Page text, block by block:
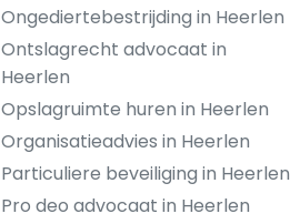
Ongediertebestrijding in Heerlen
Ontslagrecht advocaat in
Heerlen
Opslagruimte huren in Heerlen
Organisatieadvies in Heerlen
Particuliere beveiliging in Heerlen
Pro deo advocaat in Heerlen